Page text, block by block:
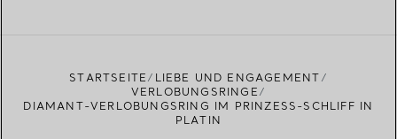
STARTSEITE
LIEBE UND ENGAGEMENT
VERLOBUNGSRINGE
DIAMANT-VERLOBUNGSRING IM PRINZESS-SCHLIFF IN
PLATIN